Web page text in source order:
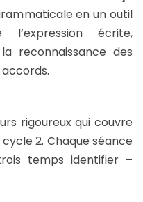
en un outil
écrite,
reconnaissance des
rigoureux qui couvre
2. Chaque séance
temps identifier –